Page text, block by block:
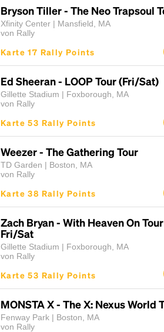
Bryson Tiller - The Neo Trapsoul
Xfinity Center | Mansfield, MA
von Rally
Karte 17 Rally Points
Ed Sheeran - LOOP Tour (Fri/Sat)
Gillette Stadium | Foxborough, MA
von Rally
Karte 53 Rally Points
Weezer - The Gathering Tour
TD Garden | Boston, MA
von Rally
Karte 38 Rally Points
Zach Bryan - With Heaven On Tour
Fri/Sat
Gillette Stadium | Foxborough, MA
von Rally
Karte 53 Rally Points
MONSTA X - The X: Nexus World
Fenway Park | Boston, MA
von Rally